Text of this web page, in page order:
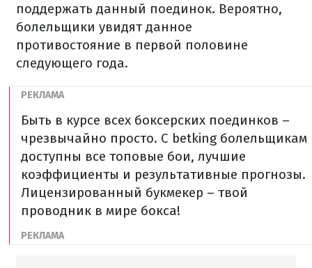
поддержать данный поединок. Вероятно,
болельщики увидят данное
противостояние в первой половине
следующего года.
Быть в курсе всех боксерских поединков –
чрезвычайно просто. С betking болельщикам
доступны все топовые бои, лучшие
коэффициенты и результативные прогнозы.
Лицензированный букмекер – твой
проводник в мире бокса!